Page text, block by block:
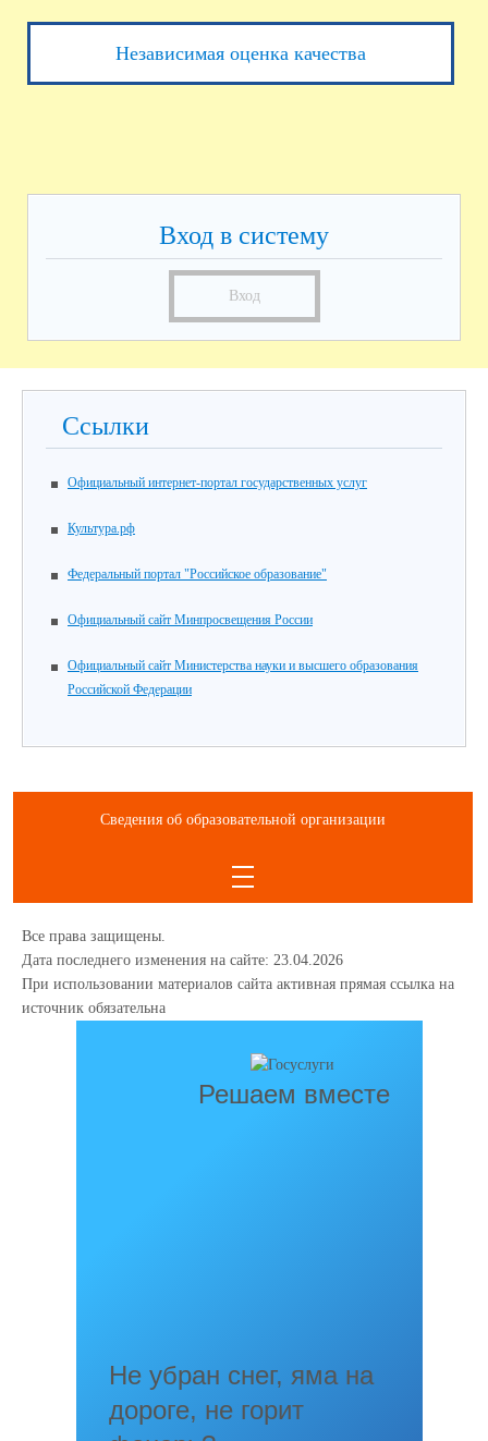
Независимая оценка качества
Вход в систему
Вход
Ссылки
Официальный интернет-портал государственных услуг
Культура.рф
Федеральный портал "Российское образование"
Официальный сайт Минпросвещения России
Официальный сайт Министерства науки и высшего образования
Российской Федерации
Сведения об образовательной организации
Все права защищены.
Дата последнего изменения на сайте: 23.04.2026
При использовании материалов сайта активная прямая ссылка на
источник обязательна
Решаем вместе
Не убран снег, яма на
дороге, не горит